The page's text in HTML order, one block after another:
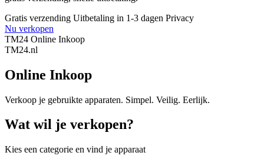
Gratis verzending Uitbetaling in 1-3 dagen Privacy
Nu verkopen
TM24 Online Inkoop
TM24.nl
Online Inkoop
Verkoop je gebruikte apparaten. Simpel. Veilig. Eerlijk.
Wat wil je verkopen?
Kies een categorie en vind je apparaat